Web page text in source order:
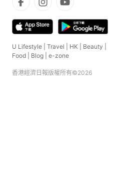
U Lifestyle Travel HK Beauty
Food
Blog e-zone
香港經濟日報版權所有©2026